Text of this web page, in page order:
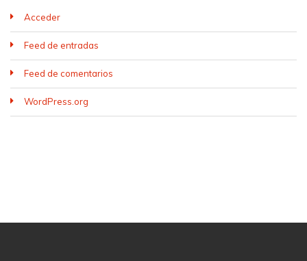
Acceder
Feed de entradas
Feed de comentarios
WordPress.org